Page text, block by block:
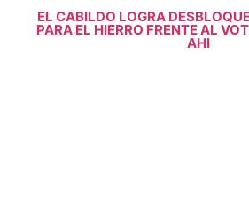
EL CABILDO LOGRA
PARA EL HIERRO FRENTE AL
AHI